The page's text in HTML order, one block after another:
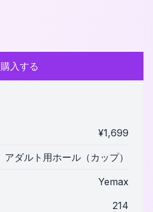
購入する
¥1,699
アダルト用ホール（カップ）
Yemax
214